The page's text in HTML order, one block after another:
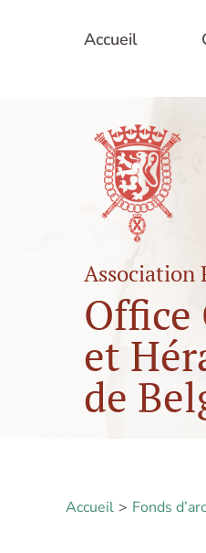
Accueil
Association
Office
et
de
Accueil Fonds